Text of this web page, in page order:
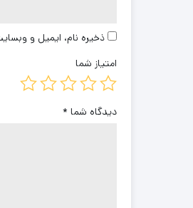
ذخیره نام، ایمیل و
امتیاز شما
دیدگاه شما *